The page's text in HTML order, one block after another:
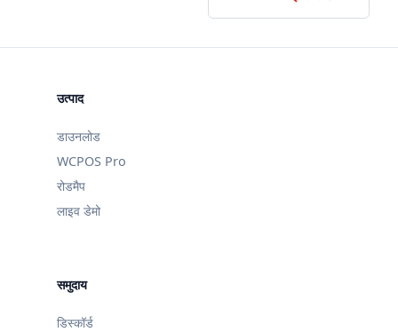
उत्पाद
डाउनलोड
WCPOS Pro
रोडमैप
लाइव डेमो
समुदाय
डिस्कॉर्ड